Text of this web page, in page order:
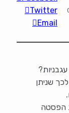
Twitter
Email
שניתן
הפסטה